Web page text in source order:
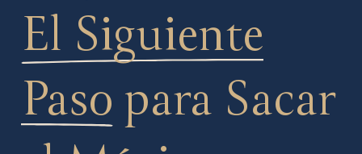
El Siguiente
Paso para Sacar